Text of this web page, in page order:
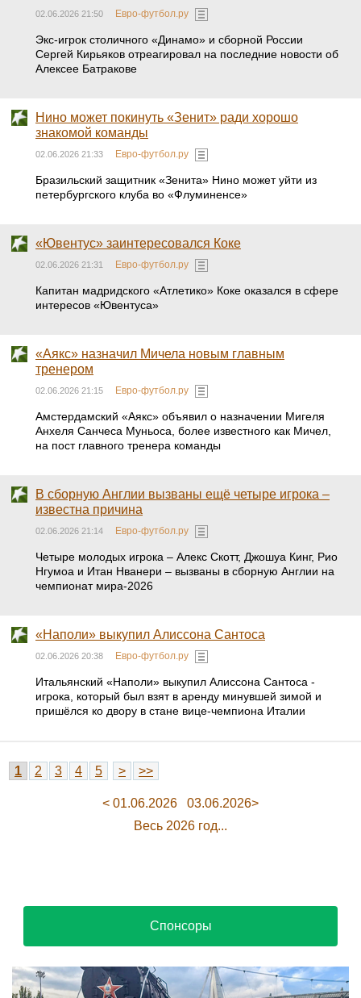
02.06.2026 21:50 Евро-футбол.ру
Экс-игрок столичного «Динамо» и сборной России
Сергей Кирьяков отреагировал на последние новости об
Алексее Батракове
Нино может покинуть «Зенит» ради хорошо
знакомой команды
02.06.2026 21:33 Евро-футбол.ру
Бразильский защитник «Зенита» Нино может уйти из
петербургского клуба во «Флуминенсе»
«Ювентус» заинтересовался Коке
02.06.2026 21:31 Евро-футбол.ру
Капитан мадридского «Атлетико» Коке оказался в сфере
интересов «Ювентуса»
«Аякс» назначил Мичела новым главным
тренером
02.06.2026 21:15 Евро-футбол.ру
Амстердамский «Аякс» объявил о назначении Мигеля
Анхеля Санчеса Муньоса, более известного как Мичел,
на пост главного тренера команды
В сборную Англии вызваны ещё четыре игрока –
известна причина
02.06.2026 21:14 Евро-футбол.ру
Четыре молодых игрока – Алекс Скотт, Джошуа Кинг, Рио
Нгумоа и Итан Нванери – вызваны в сборную Англии на
чемпионат мира-2026
«Наполи» выкупил Алиссона Сантоса
02.06.2026 20:38 Евро-футбол.ру
Итальянский «Наполи» выкупил Алиссона Сантоса -
игрока, который был взят в аренду минувшей зимой и
пришёлся ко двору в стане вице-чемпиона Италии
1 2 3 4 5 > >>
< 01.06.2026
03.06.2026>
Весь 2026 год...
Спонсоры